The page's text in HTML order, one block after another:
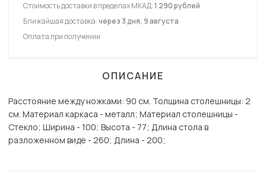
Стоимость доставки в пределах МКАД:1 290 рублей
Ближайшая доставка:через 3 дня, 9 августа
Оплата при получении
ОПИСАНИЕ
Расстояние между ножками: 90 см. Толщина столешницы: 2
см. Материал каркаса - металл; Материал столешницы -
Стекло; Ширина - 100; Высота - 77; Длина стола в
разложенном виде - 260; Длина - 200;